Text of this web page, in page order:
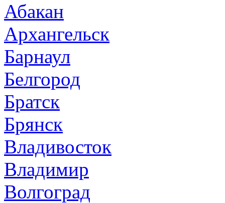
Абакан
Архангельск
Барнаул
Белгород
Братск
Брянск
Владивосток
Владимир
Волгоград